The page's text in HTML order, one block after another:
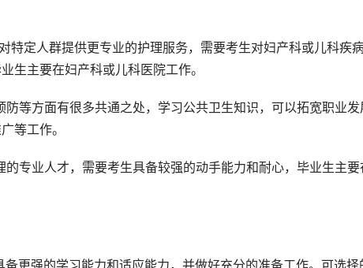
特定人群提供更专业的护理服务，需要考生对妇产科或儿科疾
生主要在妇产科或儿科医院工作。
防等方面有很多共通之处，学习公共卫生知识，可以拓宽职业发
等工作。
专业人才，需要考生具备较强的动手能力和耐心，毕业生主要